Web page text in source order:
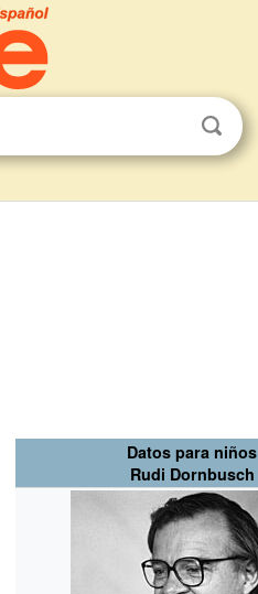
Datos para niños
Rudi Dornbusch